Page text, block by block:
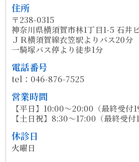
住所
〒238-0315
神奈川県横須賀市林1丁目1-5 石井
ＪＲ横須賀線衣笠駅よりバス20分
一騎塚バス停より徒歩1分
電話番号
tel：046-876-7525
営業時間
【平日】10:00～20:00（最終受付
【土日祝】8:30～17:00（最終受付
休診日
火曜日